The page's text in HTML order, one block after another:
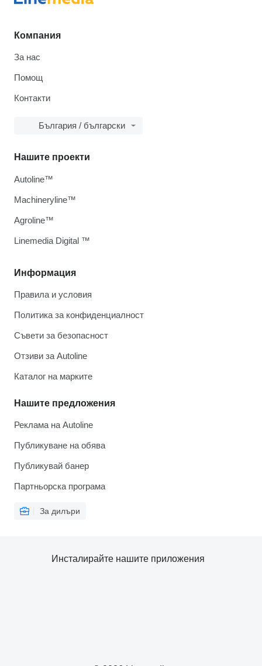
Компания
За нас
Помощ
Контакти
България / български
Информация
Правила и условия
Политика за конфиденциалност
Съвети за безопасност
Отзиви за Autoline
Каталог на марките
Нашите предложения
Реклама на Autoline
Публикуване на обява
Публикувай банер
Партньорска програма
За дилъри
Нашите проекти
Autoline™
Machineryline™
Agroline™
Linemedia Digital ™
Инсталирайте нашите приложения